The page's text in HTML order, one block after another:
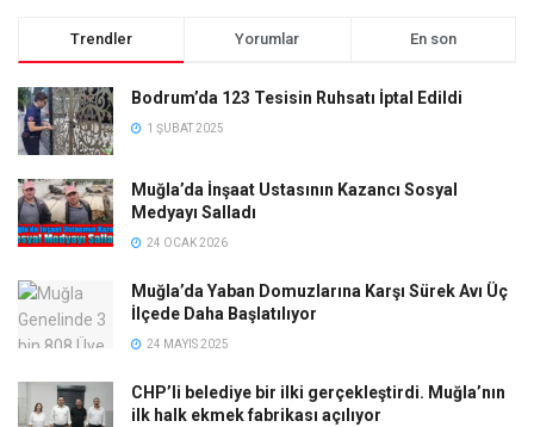
Trendler Yorumlar En son
Bodrum’da 123 Tesisin Ruhsatı İptal Edildi
1 ŞUBAT 2025
Muğla’da İnşaat Ustasının Kazancı Sosyal
Medyayı Salladı
24 OCAK 2026
Muğla’da Yaban Domuzlarına Karşı Sürek Avı Üç
İlçede Daha Başlatılıyor
24 MAYIS 2025
CHP’li belediye bir ilki gerçekleştirdi. Muğla’nın
ilk halk ekmek fabrikası açılıyor